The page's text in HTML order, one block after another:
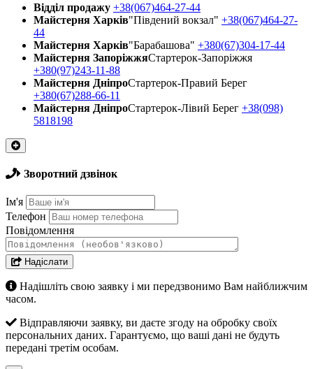
Відділ продажу +38(067)464-27-44
Майстерня Харків"Південий вокзал" +38(067)464-27-
44
Майстерня Харків"Барабашова" +380(67)304-17-44
Майстерня ЗапоріжжяСтартерок-Запоріжжя
+380(97)243-11-88
Майстерня ДнiпроСтартерок-Правий Берег
+380(67)288-66-11
Майстерня ДнiпроСтартерок-Лівий Берег +38(098)
5818198
Зворотний дзвінок
Ім'я
Телефон
Повідомлення
Надіслати
Надішліть свою заявку і ми передзвонимо Вам найближчим
часом.
Відправляючи заявку, ви даєте згоду на обробку своїх
персональних даних. Гарантуємо, що ваші дані не будуть
передані третім особам.